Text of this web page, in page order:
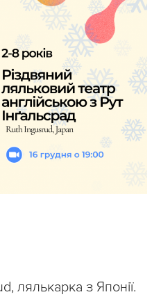
лялькарка з Японії.